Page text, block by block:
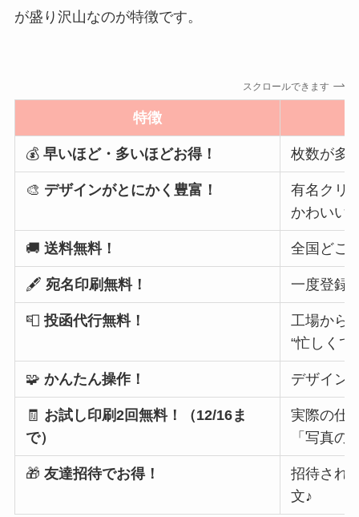
が盛り沢山なのが特徴です。
スクロールできます
特徴
💰早いほど・多いほどお得！ 枚数が多
🎨 デザインがとにかく豊富！
有名クリ
かわいい
🚚送料無料！ 全国どこ
🖋️宛名印刷無料！ 一度登録
📮投函代行無料！
工場から
“忙しく
🧩かんたん操作！ デザイン
🧾 お試し印刷2回無料！（12/16ま
で）
実際の仕
「写真
🎁友達招待でお得！
招待され
文♪